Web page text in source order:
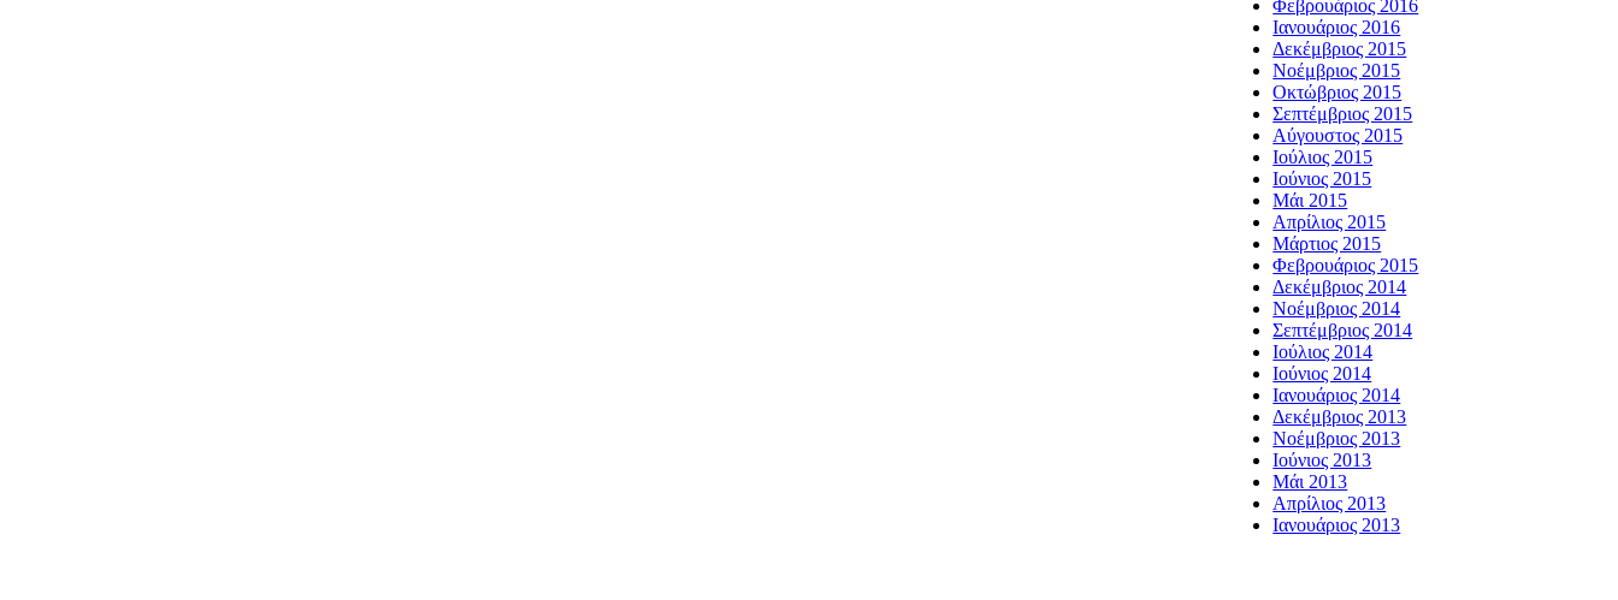
Φεβρουάριος 2016
Ιανουάριος 2016
Δεκέμβριος 2015
Νοέμβριος 2015
Οκτώβριος 2015
Σεπτέμβριος 2015
Αύγουστος 2015
Ιούλιος 2015
Ιούνιος 2015
Μάι 2015
Απρίλιος 2015
Μάρτιος 2015
Φεβρουάριος 2015
Δεκέμβριος 2014
Νοέμβριος 2014
Σεπτέμβριος 2014
Ιούλιος 2014
Ιούνιος 2014
Ιανουάριος 2014
Δεκέμβριος 2013
Νοέμβριος 2013
Ιούνιος 2013
Μάι 2013
Απρίλιος 2013
Ιανουάριος 2013